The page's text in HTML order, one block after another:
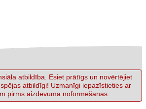
atbildība. Esiet prātīgs un novērtējiet
atbildīgi! Uzmanīgi iepazīstieties ar
pirms aizdevuma noformēšanas.